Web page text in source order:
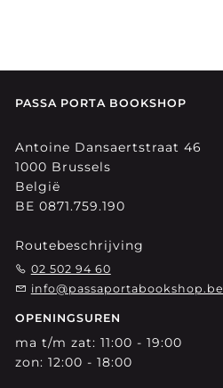
PASSA PORTA BOOKSHOP
Antoine Dansaertstraat 46
1000 Brussels
België
BE 0871.759.190
Routebeschrijving
02 502 94 60
info@passaportabookshop.be
OPENINGSUREN
ma t/m zat: 11:00 - 19:00
zon: 12:00 - 18:00